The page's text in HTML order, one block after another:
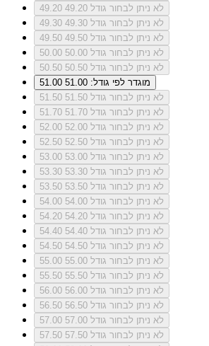
49.20
לא ניתן לבחור גודל 49.20
49.30
לא ניתן לבחור גודל 49.30
49.50
לא ניתן לבחור גודל 49.50
50.00
לא ניתן לבחור גודל 50.00
50.50
לא ניתן לבחור גודל 50.50
51.00
מוגדר לפי גודל: 51.00
51.50
לא ניתן לבחור גודל 51.50
51.70
לא ניתן לבחור גודל 51.70
52.00
לא ניתן לבחור גודל 52.00
52.50
לא ניתן לבחור גודל 52.50
53.00
לא ניתן לבחור גודל 53.00
53.30
לא ניתן לבחור גודל 53.30
53.50
לא ניתן לבחור גודל 53.50
54.00
לא ניתן לבחור גודל 54.00
54.20
לא ניתן לבחור גודל 54.20
54.40
לא ניתן לבחור גודל 54.40
54.50
לא ניתן לבחור גודל 54.50
55.00
לא ניתן לבחור גודל 55.00
55.50
לא ניתן לבחור גודל 55.50
56.00
לא ניתן לבחור גודל 56.00
56.50
לא ניתן לבחור גודל 56.50
57.00
לא ניתן לבחור גודל 57.00
57.50
לא ניתן לבחור גודל 57.50